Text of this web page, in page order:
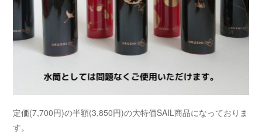
定価(7,700円)の半額(3,850円)の大特価SAIL商品になっておりま
す。